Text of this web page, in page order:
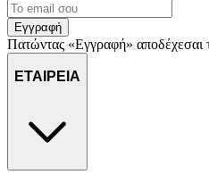
Εγγραφή
Πατώντας «Εγγραφή» αποδέχεσαι
ΕΤΑΙΡΕΙΑ